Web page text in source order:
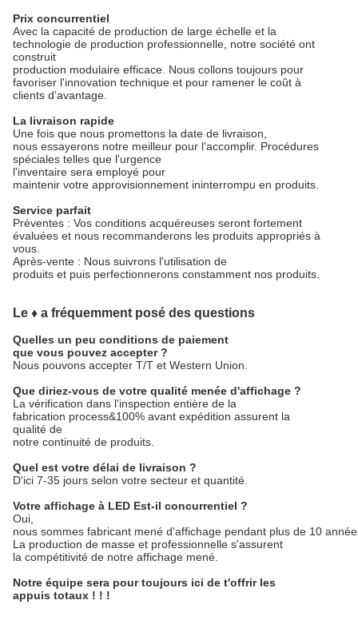
Prix concurrentiel
Avec la capacité de production de large échelle et la
technologie de production professionnelle, notre société ont
construit
production modulaire efficace. Nous collons toujours pour
favoriser l'innovation technique et pour ramener le coût à
clients d'avantage.
La livraison rapide
Une fois que nous promettons la date de livraison,
nous essayerons notre meilleur pour l'accomplir. Procédures
spéciales telles que l'urgence
l'inventaire sera employé pour
maintenir votre approvisionnement ininterrompu en produits.
Service parfait
Préventes : Vos conditions acquéreuses seront fortement
évaluées et nous recommanderons les produits appropriés à
vous.
Après-vente : Nous suivrons l'utilisation de
produits et puis perfectionnerons constamment nos produits.
Le ♦ a fréquemment posé des questions
Quelles un peu conditions de paiement
que vous pouvez accepter ?
Nous pouvons accepter T/T et Western Union.
Que diriez-vous de votre qualité menée d'affichage ?
La vérification dans l'inspection entière de la
fabrication process&100% avant expédition assurent la
qualité de
notre continuité de produits.
Quel est votre délai de livraison ?
D'ici 7-35 jours selon votre secteur et quantité.
Votre affichage à LED Est-il concurrentiel ?
Oui,
nous sommes fabricant mené d'affichage pendant plus de 10
La production de masse et professionnelle s'assurent
la compétitivité de notre affichage mené.
Notre équipe sera pour toujours ici de t'offrir les
appuis totaux ! ! !